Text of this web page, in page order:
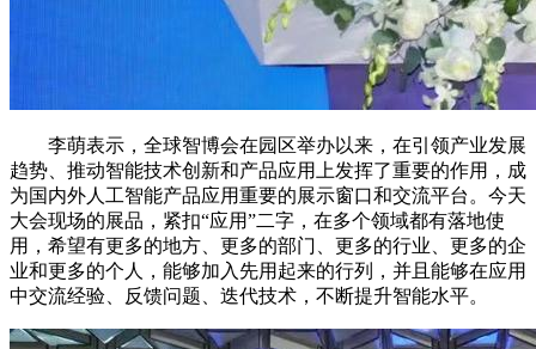
李萌表示，全球智博会在园区举办以来，在引领产业发展
趋势、推动智能技术创新和产品应用上发挥了重要的作用，成
为国内外人工智能产品应用重要的展示窗口和交流平台。今天
大会现场的展品，紧扣“应用”二字，在多个领域都有落地使
用，希望有更多的地方、更多的部门、更多的行业、更多的企
业和更多的个人，能够加入先用起来的行列，并且能够在应用
中交流经验、反馈问题、迭代技术，不断提升智能水平。